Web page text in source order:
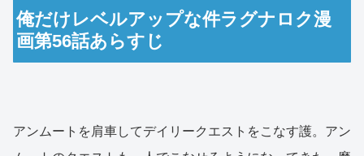
俺だけレベルアップな件ラグナロク漫
画第56話あらすじ
アンムートを肩車してデイリークエストをこなす護。アン